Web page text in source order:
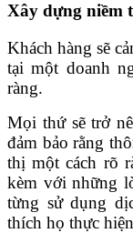
Xây dựng niềm
Khách hàng sẽ
tại một doanh
ràng.
Mọi thứ sẽ trở
đảm bảo rằng
thị một cách rõ
kèm với những
từng sử dụng
thích họ thực